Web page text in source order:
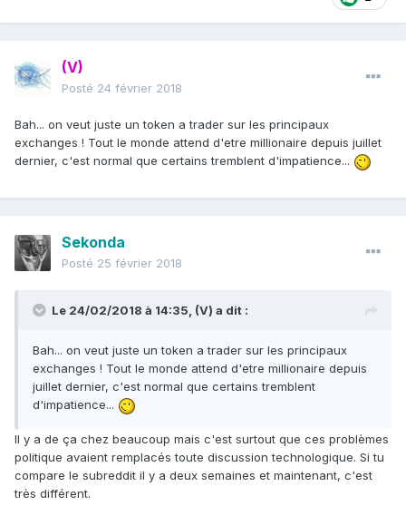
(V)
Posté 24 février 2018
Bah... on veut juste un token a trader sur les principaux
exchanges ! Tout le monde attend d'etre millionaire depuis juillet
dernier, c'est normal que certains tremblent d'impatience...
Sekonda
Posté 25 février 2018
Le 24/02/2018 à 14:35, (V) a dit :
Bah... on veut juste un token a trader sur les principaux
exchanges ! Tout le monde attend d'etre millionaire depuis
juillet dernier, c'est normal que certains tremblent
d'impatience...
Il y a de ça chez beaucoup mais c'est surtout que ces problèmes
politique avaient remplacés toute discussion technologique. Si tu
compare le subreddit il y a deux semaines et maintenant, c'est
très différent.